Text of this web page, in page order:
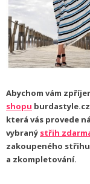
Abychom vám
shopu
která vás provede
vybraný střih
zakoupeného
a zkompletování.